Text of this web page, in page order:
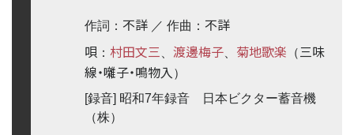
作詞： 不詳 ／ 作曲： 不詳
唄 ： 村田文三 渡邊梅子 菊地歌楽 （ 三味
線・囃子・鳴物入 ）
[録音] 昭和7年録音 日本ビクター蓄音機
（株）